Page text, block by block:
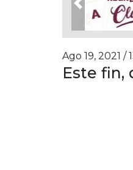
Previous
Ago 19, 2021 /
Este fin,